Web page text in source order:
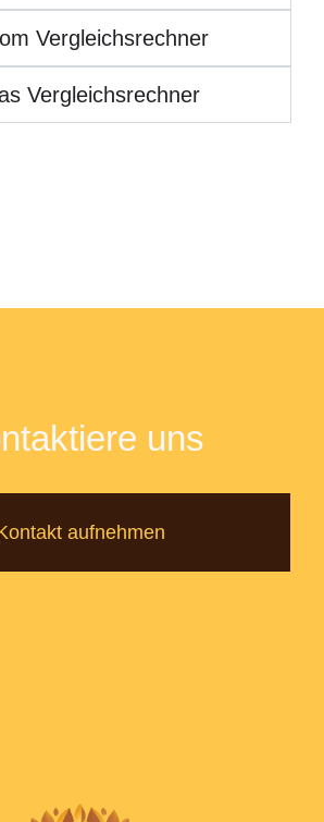
Vergleichsrechner
Vergleichsrechner
uns
aufnehmen